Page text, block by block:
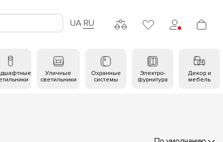
UA RU
Уличные
светильники
Охранные
системы
Электро-
фурнитура
Декор и
мебель